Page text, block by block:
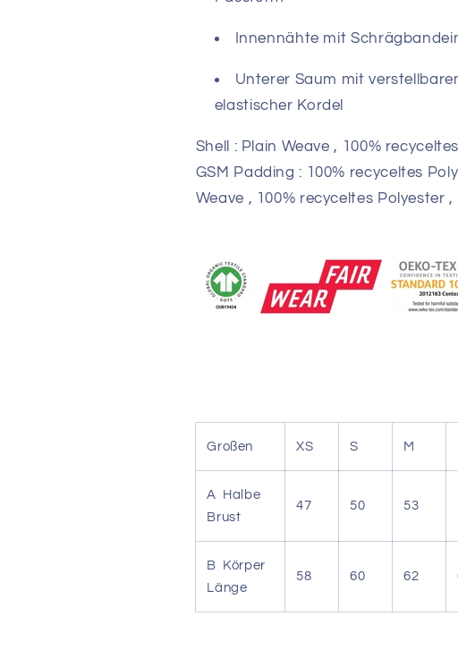
Innennähte mit
Unterer Saum mit
elastischer Kordel
Shell : Plain Weave , 100%
GSM Padding : 100% recyceltes
Weave , 100% recyceltes Polyester
Großen XS S M
A Halbe
Brust
47 50 53
B Körper
Länge
58 60 62